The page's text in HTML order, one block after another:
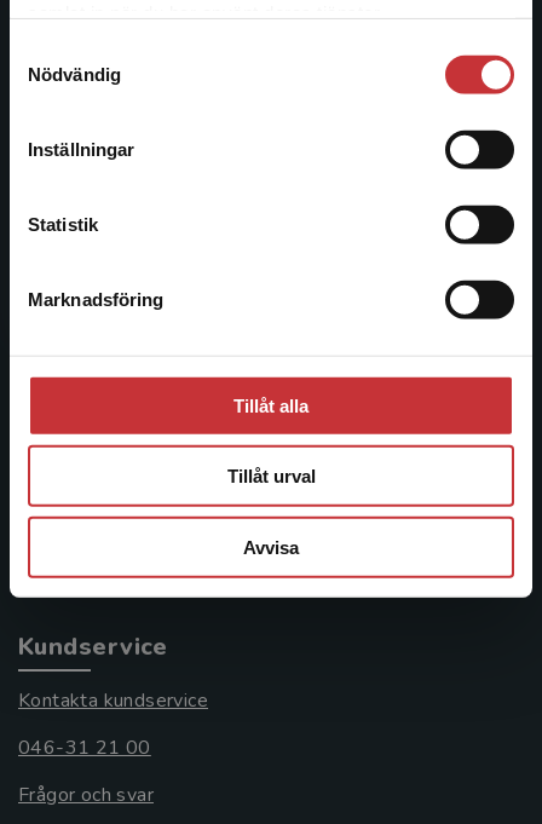
Nödvändig
Inställningar
Statistik
Marknadsföring
Tillåt alla
Tillåt urval
Avvisa
studentlitteratur.se via en enhet utanför Sverige.
Vi erbjuder inte leveranser utanför Sverige. För
att kunna slutföra ett köp måste
Studentlitteratur
Studentlitteratur grundades 1963 och är idag Sveriges
ledande utbildningsförlag. Med läromedel, kurslitteratur,
informationstjänster i utbudet, finns Studentlitteratur med
Kontakta oss
Box 141
Besöksadress:
226 60 Lund
Kundservice
Kontakta kundservice
046-31 21 00
Frågor och svar